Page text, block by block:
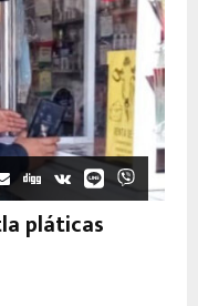
pláticas